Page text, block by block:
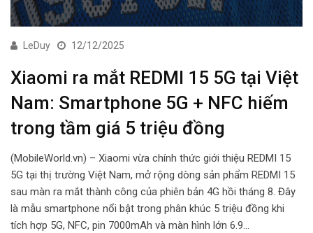
LeDuy 12/12/2025
Xiaomi ra mắt REDMI 15 5G tại Việt
Nam: Smartphone 5G + NFC hiếm
trong tầm giá 5 triệu đồng
(MobileWorld.vn) – Xiaomi vừa chính thức giới thiệu REDMI 15
5G tại thị trường Việt Nam, mở rộng dòng sản phẩm REDMI 15
sau màn ra mắt thành công của phiên bản 4G hồi tháng 8. Đây
là mẫu smartphone nổi bật trong phân khúc 5 triệu đồng khi
tích hợp 5G, NFC, pin 7000mAh và màn hình lớn 6.9…